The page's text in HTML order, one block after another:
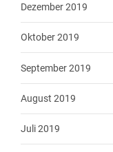
Dezember 2019
Oktober 2019
September 2019
August 2019
Juli 2019